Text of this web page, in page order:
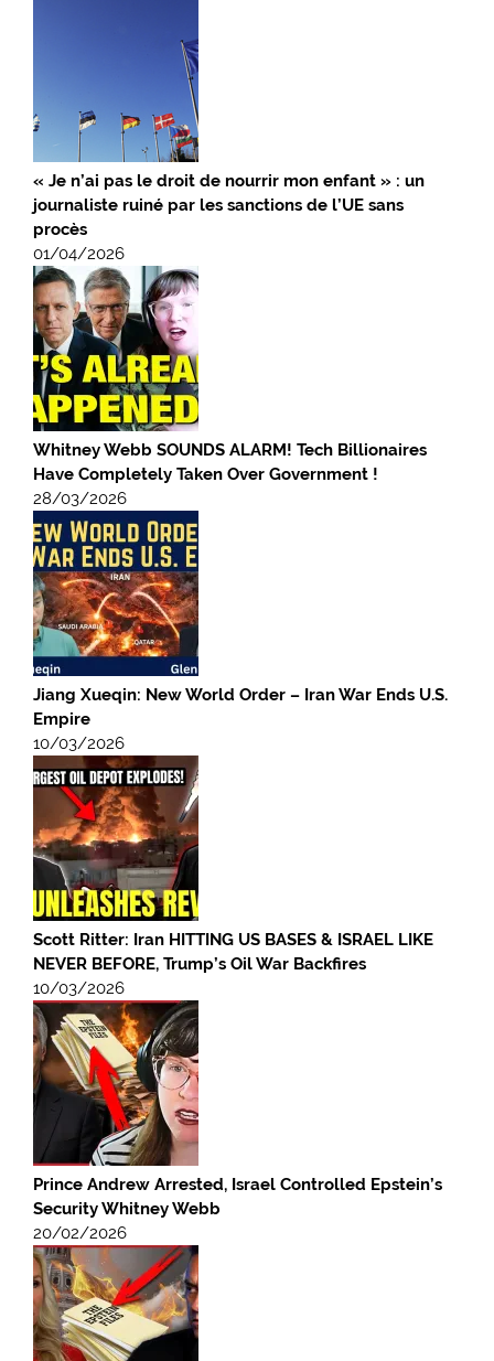
« Je n’ai pas le droit de nourrir mon enfant » : un
journaliste ruiné par les sanctions de l’UE sans
procès
01/04/2026
Whitney Webb SOUNDS ALARM! Tech Billionaires
Have Completely Taken Over Government !
28/03/2026
Jiang Xueqin: New World Order – Iran War Ends U.S.
Empire
10/03/2026
Scott Ritter: Iran HITTING US BASES & ISRAEL LIKE
NEVER BEFORE, Trump’s Oil War Backfires
10/03/2026
Prince Andrew Arrested, Israel Controlled Epstein’s
Security Whitney Webb
20/02/2026